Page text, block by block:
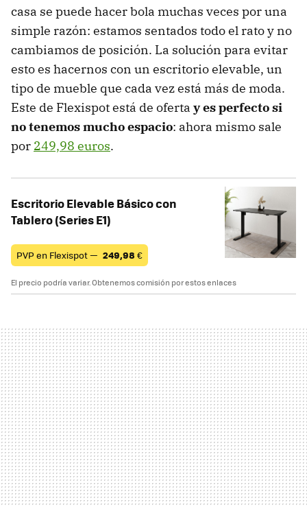
casa se puede hacer bola muchas veces por una
simple razón: estamos sentados todo el rato y no
cambiamos de posición. La solución para evitar
esto es hacernos con un escritorio elevable, un
tipo de mueble que cada vez está más de moda.
Este de Flexispot está de oferta y es perfecto si
no tenemos mucho espacio: ahora mismo sale
por 249,98 euros.
Escritorio Elevable Básico con
Tablero (Series E1)
PVP en Flexispot — 249,98 €
El precio podría variar. Obtenemos comisión por estos enlaces